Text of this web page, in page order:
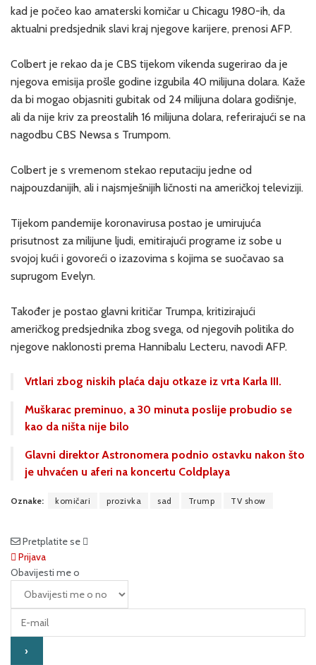
kad je počeo kao amaterski komičar u Chicagu 1980-ih, da
aktualni predsjednik slavi kraj njegove karijere, prenosi AFP.
Colbert je rekao da je CBS tijekom vikenda sugerirao da je
njegova emisija prošle godine izgubila 40 milijuna dolara. Kaže
da bi mogao objasniti gubitak od 24 milijuna dolara godišnje,
ali da nije kriv za preostalih 16 milijuna dolara, referirajući se na
nagodbu CBS Newsa s Trumpom.
Colbert je s vremenom stekao reputaciju jedne od
najpouzdanijih, ali i najsmješnijih ličnosti na američkoj televiziji.
Tijekom pandemije koronavirusa postao je umirujuća
prisutnost za milijune ljudi, emitirajući programe iz sobe u
svojoj kući i govoreći o izazovima s kojima se suočavao sa
suprugom Evelyn.
Također je postao glavni kritičar Trumpa, kritizirajući
američkog predsjednika zbog svega, od njegovih politika do
njegove naklonosti prema Hannibalu Lecteru, navodi AFP.
Vrtlari zbog niskih plaća daju otkaze iz vrta Karla III.
Muškarac preminuo, a 30 minuta poslije probudio se
kao da ništa nije bilo
Glavni direktor Astronomera podnio ostavku nakon što
je uhvaćen u aferi na koncertu Coldplaya
Oznake: komičari prozivka sad Trump TV show
Pretplatite se
Prijava
Obavijesti me o